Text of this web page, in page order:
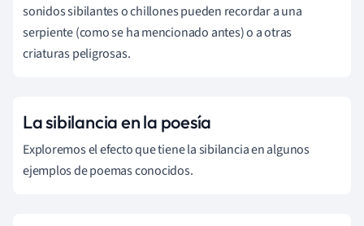
sonidos sibilantes o chillones pueden recordar a una
serpiente (como se ha mencionado antes) o a otras
criaturas peligrosas.
La sibilancia en la poesía
Exploremos el efecto que tiene la sibilancia en algunos
ejemplos de poemas conocidos.